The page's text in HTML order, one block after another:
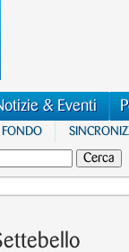
& Eventi
FONDO